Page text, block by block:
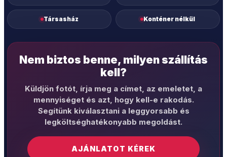
Társasház Konténer nélkül
Nem biztos benne, milyen szállítás
kell?
Küldjön fotót, írja meg a címet, az emeletet, a
mennyiséget és azt, hogy kell-e rakodás.
Segítünk kiválasztani a leggyorsabb és
legköltséghatékonyabb megoldást.
AJÁNLATOT KÉREK